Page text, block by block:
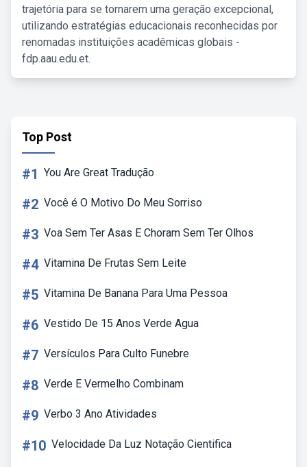
trajetória para se tornarem uma geração excepcional,
utilizando estratégias educacionais reconhecidas por
renomadas instituições acadêmicas globais -
fdp.aau.edu.et.
Top Post
#1 You Are Great Tradução
#2 Você é O Motivo Do Meu Sorriso
#3 Voa Sem Ter Asas E Choram Sem Ter Olhos
#4 Vitamina De Frutas Sem Leite
#5 Vitamina De Banana Para Uma Pessoa
#6 Vestido De 15 Anos Verde Agua
#7 Versículos Para Culto Funebre
#8 Verde E Vermelho Combinam
#9 Verbo 3 Ano Atividades
#10 Velocidade Da Luz Notação Cientifica